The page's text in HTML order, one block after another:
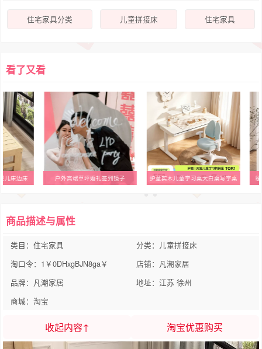
住宅家具分类 儿童拼接床 住宅家具
看了又看
儿床边床 户外高端草坪婚礼签到镜子 护童实木儿童学习桌大白桌写字桌
商品描述与属性
类目：住宅家具
分类：儿童拼接床
淘口令：1￥0DHxgBJN8ga￥
店铺：凡潮家居
品牌：凡潮家居
地址：江苏 徐州
商城：淘宝
收起内容↑ 淘宝优惠购买